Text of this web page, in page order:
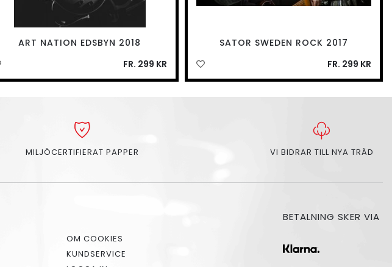
ART NATION EDSBYN 2018
FR. 299 KR
SATOR SWEDEN ROCK 2017
FR. 299 KR
MILJÖCERTIFIERAT PAPPER VI BIDRAR TILL NYA TRÄD
OM COOKIES
KUNDSERVICE
BETALNING SKER VIA